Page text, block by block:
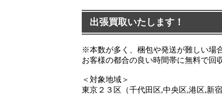
出張買取いたします！
※本数が多く、梱包や発送が難しい場
お客様の都合の良い時間帯に無料で回
＜対象地域＞
東京２３区（千代田区,中央区,港区,新